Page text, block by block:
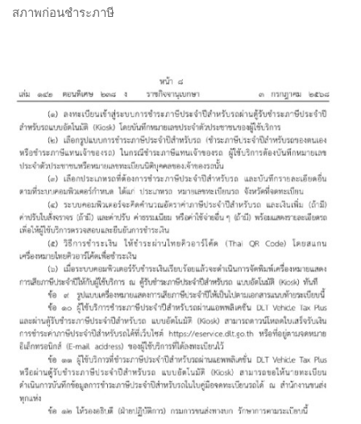
สภาพก่อนชำระภาษี